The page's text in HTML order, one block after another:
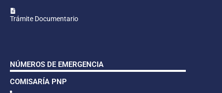
Trámite Documentario
NÚMEROS DE EMERGENCIA
COMISARÍA PNP